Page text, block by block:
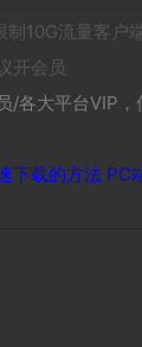
10G流量客户
开会员
/各大平台VIP
下载的方法 PC